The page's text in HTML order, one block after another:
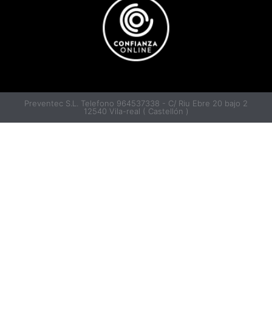
Preventec S.L. Telefono 964537338 - C/ Riu Ebre 20 bajo 2
12540 Vila-real ( Castellón )